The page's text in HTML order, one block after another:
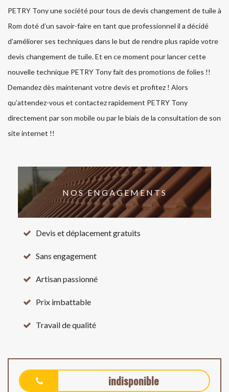
PETRY Tony une société pour tous de devis changement de tuile à
Rom doté d’un savoir-faire en tant que professionnel il a décidé
d’améliorer ses techniques dans le but de rendre plus rapide votre
devis changement de tuile. Et en ce moment pour lancer cette
nouvelle technique PETRY Tony fait des promotions de folies !!
Demandez dès maintenant votre devis et profitez ! Alors
qu’attendez-vous et contactez rapidement PETRY Tony
directement par son mobile ou par le biais de la consultation de son
site internet !!
NOS ENGAGEMENTS
Devis et déplacement gratuits
Sans engagement
Artisan passionné
Prix imbattable
Travail de qualité
indisponible